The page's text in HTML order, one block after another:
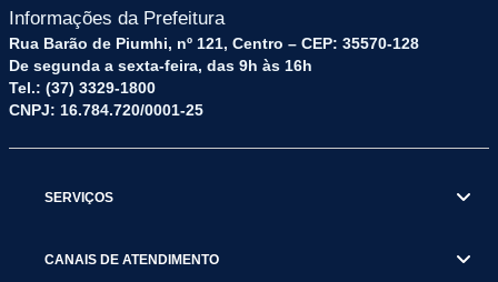
Informações da Prefeitura
Rua Barão de Piumhi, nº 121, Centro – CEP: 35570-128
De segunda a sexta-feira, das 9h às 16h
Tel.: (37) 3329-1800
CNPJ: 16.784.720/0001-25
SERVIÇOS
CANAIS DE ATENDIMENTO